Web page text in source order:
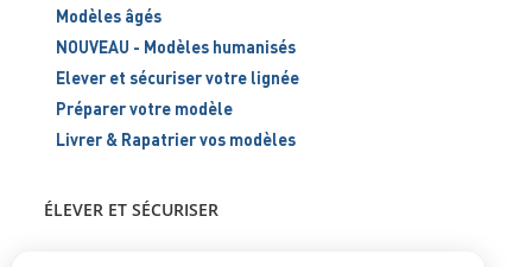
Modèles âgés
NOUVEAU - Modèles humanisés
Elever et sécuriser votre lignée
Préparer votre modèle
Livrer & Rapatrier vos modèles
ÉLEVER ET SÉCURISER